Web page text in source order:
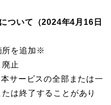
ついて（2024年4月16日
所を追加※
止
サービスの全部または一
は終了することがあり